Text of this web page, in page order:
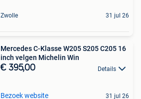
Zwolle 31 jul 26
Mercedes C-Klasse W205 S205 C205 16
inch velgen Michelin Win
€ 395,00 Details
Bezoek website 31 jul 26